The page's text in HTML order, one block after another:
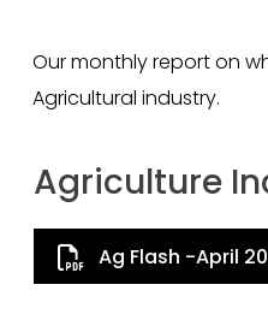
Our monthly report on
Agricultural industry.
Agriculture
Ag Flash -April